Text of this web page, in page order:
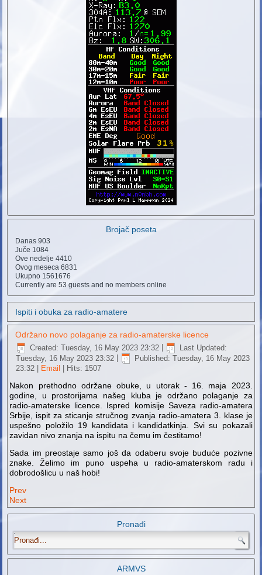
Brojač poseta
Danas903
Juče 1084
Ove nedelje4410
Ovog meseca6831
Ukupno 1561676
Currently are 53 guests and no members online
Ispiti i obuka za radio-amatere
Održano novo polaganje za radio-amaterske licence
Created: Tuesday, 16 May 2023 23:32
Last Updated:
Tuesday, 16 May 2023 23:32
Published: Tuesday, 16 May 2023
23:32
Email | Hits: 1507
Nakon prethodno održane obuke, u utorak - 16. maja 2023.
godine, u prostorijama našeg kluba je održano polaganje za
radio-amaterske licence. Ispred komisije Saveza radio-amatera
Srbije, ispit za sticanje stručnog zvanja radio-amatera 3. klase je
uspešno položilo 19 kandidata i kandidatkinja. Svi su pokazali
zavidan nivo znanja na ispitu na čemu im čestitamo!
Sada im preostaje samo još da odaberu svoje buduće pozivne
znake. Želimo im puno uspeha u radio-amaterskom radu i
dobrodošlicu u naš hobi!
Prev
Next
Pronađi
.
ARMVS